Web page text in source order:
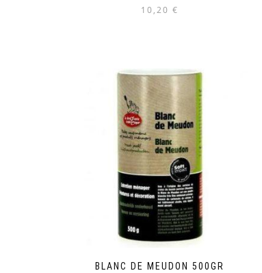
10,20 €
BLANC DE MEUDON 500GR